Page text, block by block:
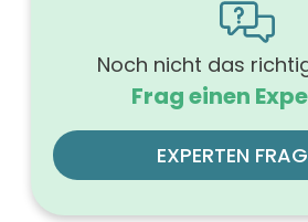
Noch nicht das
Frag einen
EXPERTEN